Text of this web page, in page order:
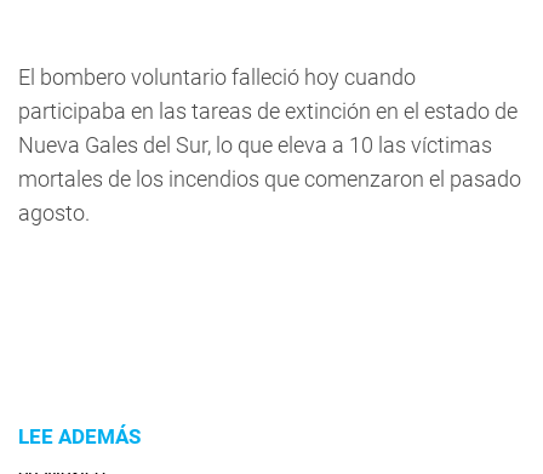
El bombero voluntario falleció hoy cuando
participaba en las tareas de extinción en el estado de
Nueva Gales del Sur, lo que eleva a 10 las víctimas
mortales de los incendios que comenzaron el pasado
agosto.
LEE ADEMÁS